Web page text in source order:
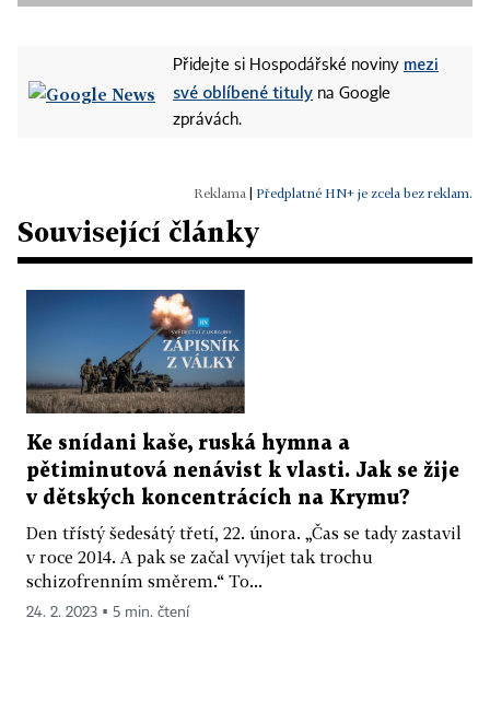
Přidejte si Hospodářské noviny mezi
své oblíbené tituly na Google
zprávách.
Předplatné HN+ je zcela bez reklam.
Související články
Ke snídani kaše, ruská hymna a
pětiminutová nenávist k vlasti. Jak se žije
v dětských koncentrácích na Krymu?
Den třístý šedesátý třetí, 22. února. „Čas se tady zastavil
v roce 2014. A pak se začal vyvíjet tak trochu
schizofrenním směrem.“ To...
24. 2. 2023 ▪ 5 min. čtení